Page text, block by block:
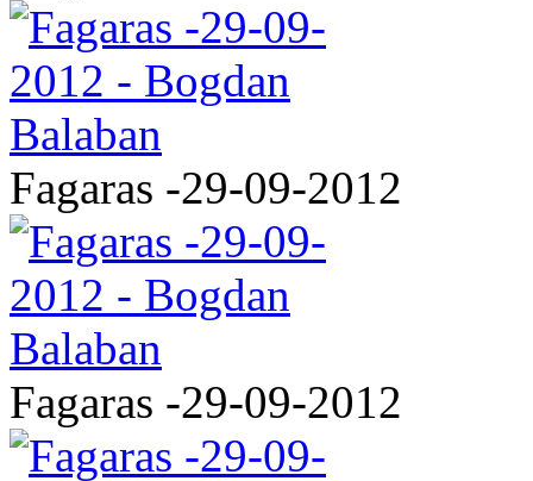
Fagaras -29-09-2012
Fagaras -29-09-2012